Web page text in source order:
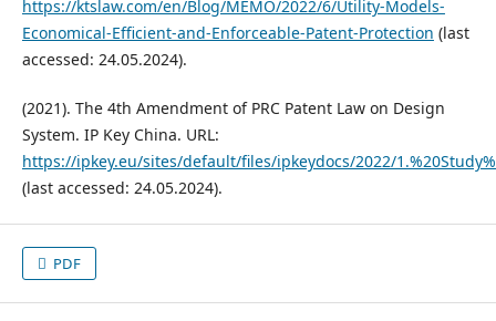
https://ktslaw.com/en/Blog/MEMO/2022/6/Utility-Models-
Economical-Efficient-and-Enforceable-Patent-Protection (last
accessed: 24.05.2024).
(2021). The 4th Amendment of PRC Patent Law on Design
System. IP Key China. URL:
https://ipkey.eu/sites/default/files/ipkeydocs/2022/
(last accessed: 24.05.2024).
PDF